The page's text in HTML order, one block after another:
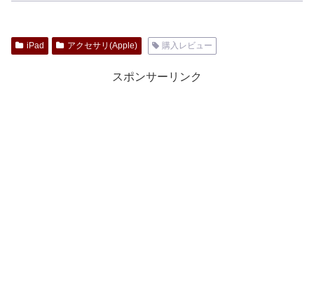
iPad アクセサリ(Apple) 購入レビュー
スポンサーリンク